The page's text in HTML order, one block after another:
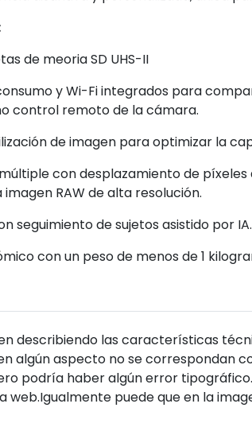
de meoria SD UHS-II
y Wi-Fi integrados para
control remoto de la cámara.
de imagen para optimizar la
con desplazamiento de píxeles
RAW de alta resolución.
seguimiento de sujetos asistido por IA.
con un peso de menos de 1
describiendo las características
algún aspecto no se correspondan
podría haber algún error
web.Igualmente puede que en la